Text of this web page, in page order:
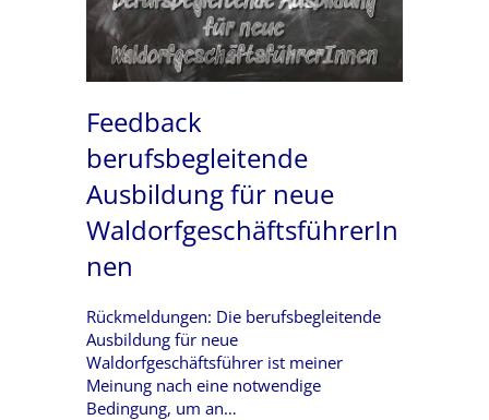
Feedback
berufsbegleitende
Ausbildung für neue
WaldorfgeschäftsführerIn
nen
Rückmeldungen: Die berufsbegleitende
Ausbildung für neue
Waldorfgeschäftsführer ist meiner
Meinung nach eine notwendige
Bedingung, um an…